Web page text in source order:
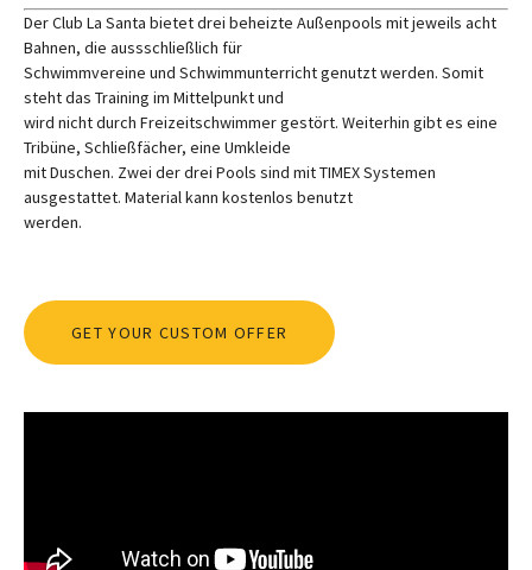
Der Club La Santa bietet drei beheizte Außenpools mit jeweils acht
Bahnen, die aussschließlich für
Schwimmvereine und Schwimmunterricht genutzt werden. Somit
steht das Training im Mittelpunkt und
wird nicht durch Freizeitschwimmer gestört. Weiterhin gibt es eine
Tribüne, Schließfächer, eine Umkleide
mit Duschen. Zwei der drei Pools sind mit TIMEX Systemen
ausgestattet. Material kann kostenlos benutzt
werden.
GET YOUR CUSTOM OFFER